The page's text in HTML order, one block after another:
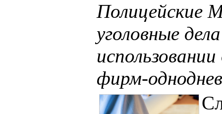
Полицейские
уголовные
фирм-